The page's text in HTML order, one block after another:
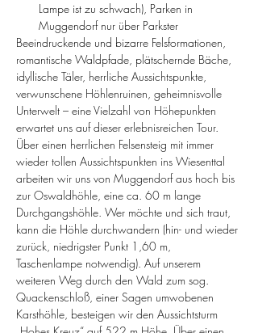
Lampe ist zu schwach), Parken in
Muggendorf nur über Parkster
Beeindruckende und bizarre Felsformationen,
romantische Waldpfade, plätschernde Bäche,
idyllische Täler, herrliche Aussichtspunkte,
verwunschene Höhlenruinen, geheimnisvolle
Unterwelt – eine Vielzahl von Höhepunkten
erwartet uns auf dieser erlebnisreichen Tour.
Über einen herrlichen Felsensteig mit immer
wieder tollen Aussichtspunkten ins Wiesenttal
arbeiten wir uns von Muggendorf aus hoch bis
zur Oswaldhöhle, eine ca. 60 m lange
Durchgangshöhle. Wer möchte und sich traut,
kann die Höhle durchwandern (hin- und wieder
zurück, niedrigster Punkt 1,60 m,
Taschenlampe notwendig). Auf unserem
weiteren Weg durch den Wald zum sog.
Quackenschloß, einer Sagen umwobenen
Karsthöhle, besteigen wir den Aussichtsturm